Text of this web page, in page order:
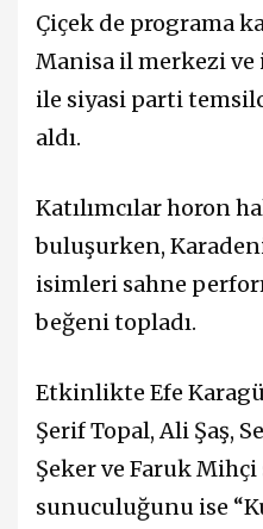
Çiçek de programa
Manisa il merkezi
ile siyasi parti
aldı.
Katılımcılar horon
buluşurken,
isimleri sahne
beğeni topladı.
Etkinlikte Efe
Şerif Topal, Ali Şaş,
Şeker ve Faruk Mihçi
sunuculuğunu ise